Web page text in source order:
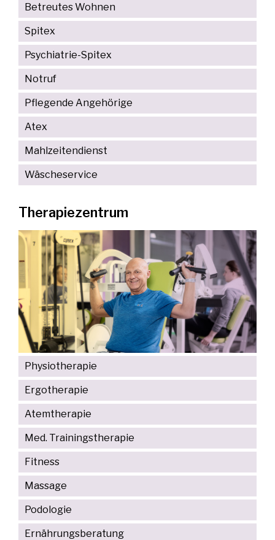
Betreutes Wohnen
Spitex
Psychiatrie-Spitex
Notruf
Pflegende Angehörige
Atex
Mahlzeitendienst
Wäscheservice
Therapiezentrum
Physiotherapie
Ergotherapie
Atemtherapie
Med. Trainingstherapie
Fitness
Massage
Podologie
Ernährungsberatung